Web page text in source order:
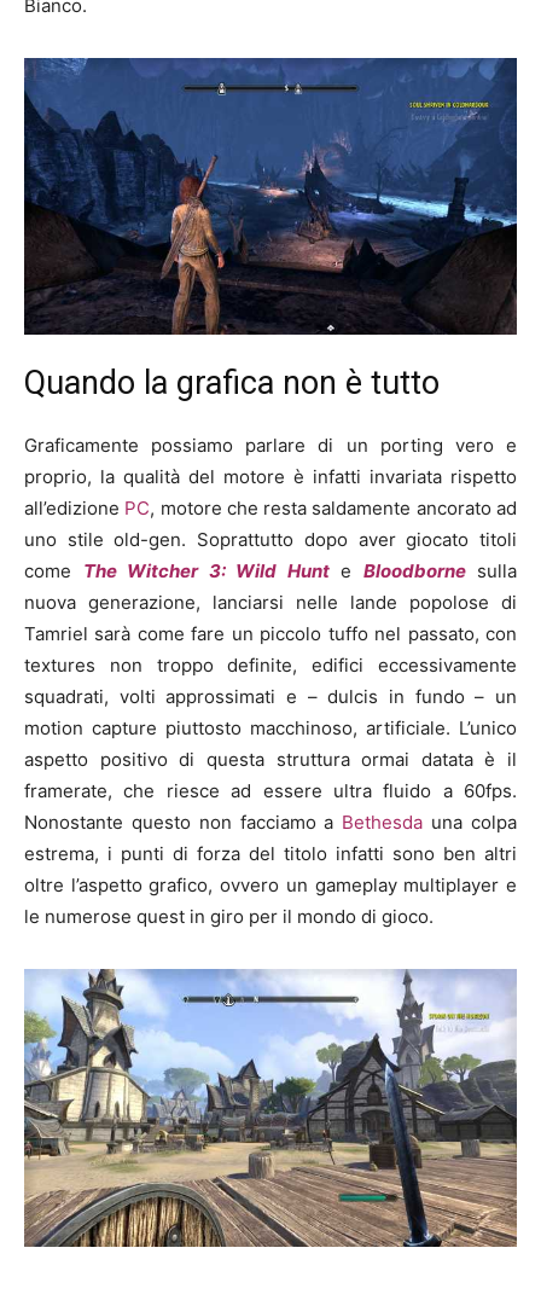
Bianco.
Quando la grafica non è tutto
Graficamente possiamo parlare di un porting vero e
proprio, la qualità del motore è infatti invariata rispetto
all’edizione PC, motore che resta saldamente ancorato ad
uno stile old-gen. Soprattutto dopo aver giocato titoli
come The Witcher 3: Wild Hunte Bloodbornesulla
nuova generazione, lanciarsi nelle lande popolose di
Tamriel sarà come fare un piccolo tuffo nel passato, con
textures non troppo definite, edifici eccessivamente
squadrati, volti approssimati e – dulcis in fundo – un
motion capture piuttosto macchinoso, artificiale. L’unico
aspetto positivo di questa struttura ormai datata è il
framerate, che riesce ad essere ultra fluido a 60fps.
Nonostante questo non facciamo a Bethesda una colpa
estrema, i punti di forza del titolo infatti sono ben altri
oltre l’aspetto grafico, ovvero un gameplay multiplayer e
le numerose quest in giro per il mondo di gioco.